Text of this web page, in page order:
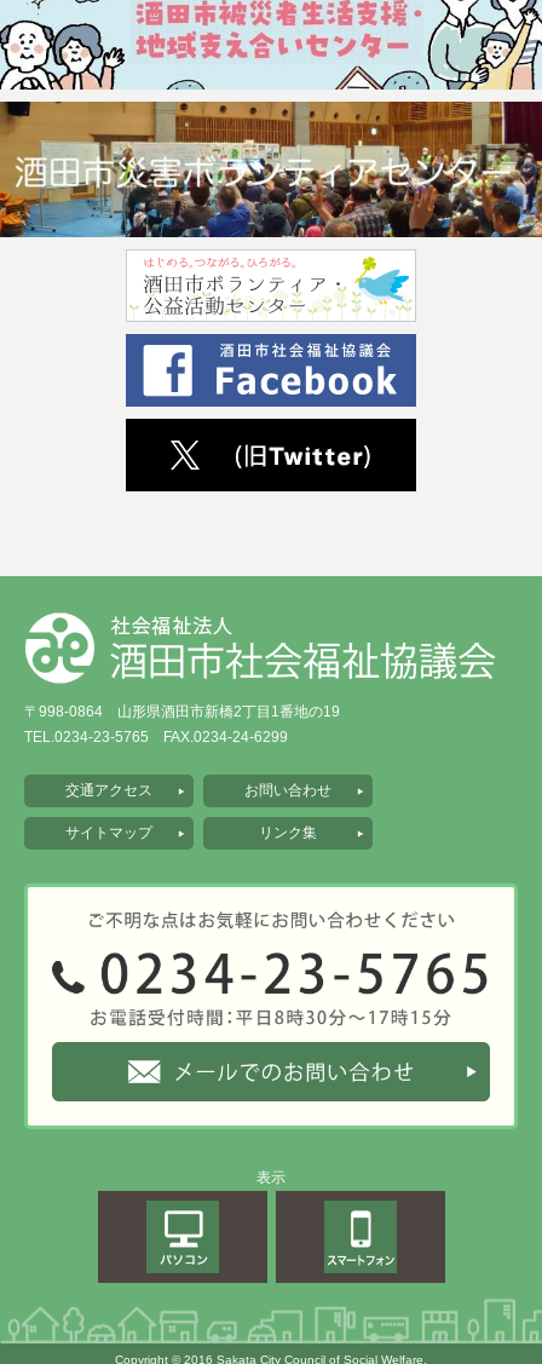
〒998-0864 山形県酒田市新橋2丁目1番地の19
TEL.0234-23-5765 FAX.0234-24-6299
交通アクセス お問い合わせ
サイトマップ リンク集
表示
Copyright © 2016 Sakata City Council of Social Welfare.